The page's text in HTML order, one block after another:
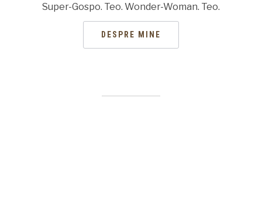
Super-Gospo. Teo. Wonder-Woman. Teo.
DESPRE MINE